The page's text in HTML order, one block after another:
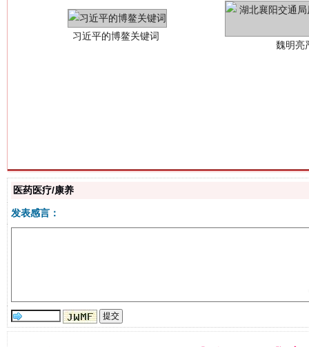
揭批美国五大"原罪" "炒
医药医疗/康养
发表感言：